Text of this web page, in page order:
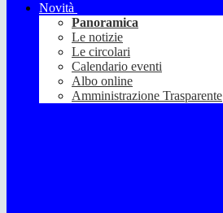
Novità
Panoramica
Le notizie
Le circolari
Calendario eventi
Albo online
Amministrazione Trasparente